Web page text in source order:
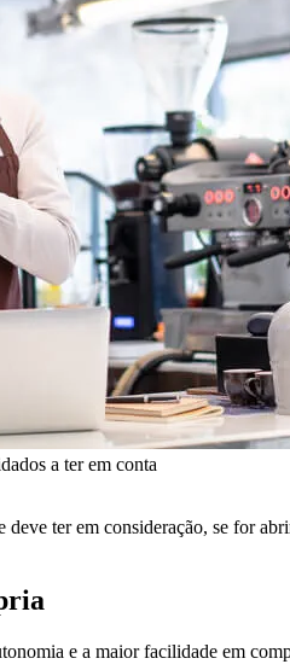
a ter em conta
ter em consideração, se for
e a maior facilidade em